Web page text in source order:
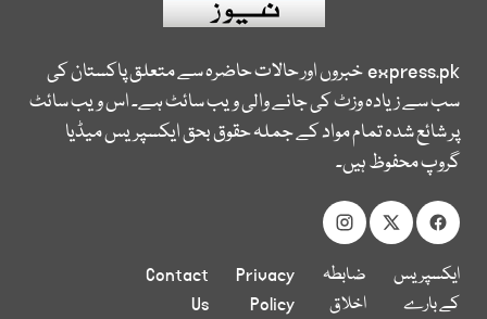
express.pkخبروں اور حالات حاضرہ سے متعلق پاکستان کی
سب سے زیادہ وزٹ کی جانے والی ویب سائٹ ہے۔ اس ویب سائٹ
پر شائع شدہ تمام مواد کے جملہ حقوق بحق ایکسپریس میڈیا
گروپ محفوظ ہیں۔
ایکسپریس
کے بارے
ضابطہ
اخلاق
Privacy
Policy
Contact
Us